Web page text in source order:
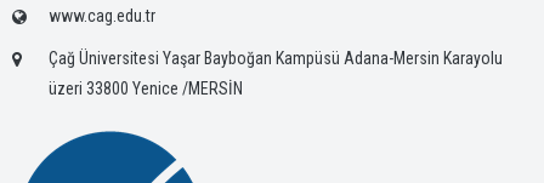
www.cag.edu.tr
Çağ Üniversitesi Yaşar Bayboğan Kampüsü Adana-Mersin Karayolu
üzeri 33800 Yenice /MERSİN